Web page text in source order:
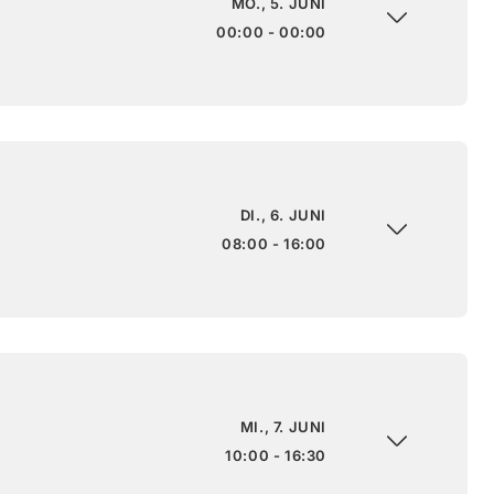
00:00 - 00:00
DI., 6. JUNI
08:00 - 16:00
MI., 7. JUNI
10:00 - 16:30